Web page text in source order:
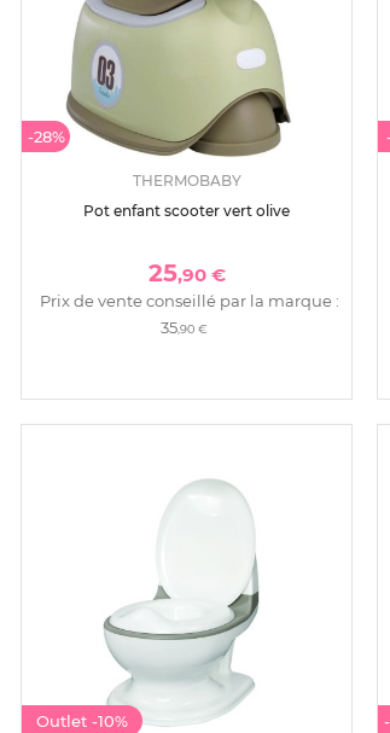
-28%
THERMOBABY
Pot enfant scooter vert olive
25,90 €
Prix de vente conseillé par la marque :
35,90 €
Outlet -10%